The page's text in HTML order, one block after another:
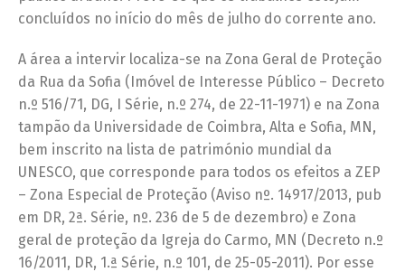
concluídos no início do mês de julho do corrente ano.
A área a intervir localiza-se na Zona Geral de Proteção
da Rua da Sofia (Imóvel de Interesse Público – Decreto
n.º 516/71, DG, I Série, n.º 274, de 22-11-1971) e na Zona
tampão da Universidade de Coimbra, Alta e Sofia, MN,
bem inscrito na lista de património mundial da
UNESCO, que corresponde para todos os efeitos a ZEP
– Zona Especial de Proteção (Aviso nº. 14917/2013, pub
em DR, 2ª. Série, nº. 236 de 5 de dezembro) e Zona
geral de proteção da Igreja do Carmo, MN (Decreto n.º
16/2011, DR, 1.ª Série, n.º 101, de 25-05-2011). Por esse